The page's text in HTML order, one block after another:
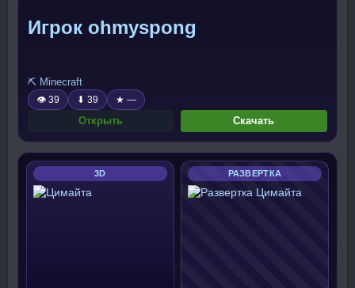
Игрок ohmyspong
⛏️ Minecraft
👁 39 ⬇ 39 ★ —
Открыть Скачать
3D РАЗВЕРТКА